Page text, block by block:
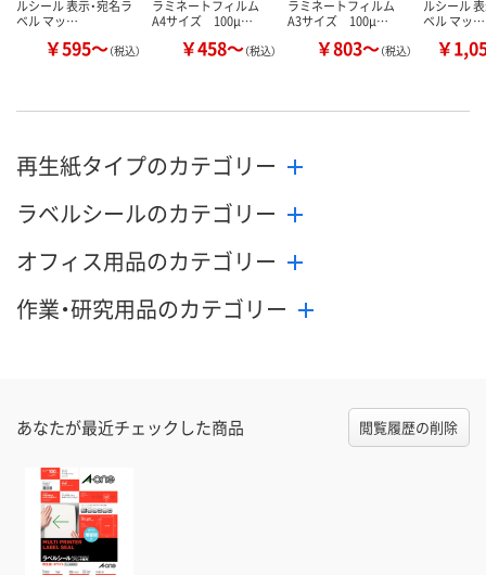
ルシール 表示・宛名ラ
ベル マッ…
￥595～（税込）
ラミネートフィルム
A4サイズ 100μ…
￥458～（税込）
ラミネートフィルム
A3サイズ 100μ…
￥803～（税込）
ルシール
ベル マッ…
￥
再生紙タイプのカテゴリー
ラベルシールのカテゴリー
オフィス用品のカテゴリー
作業・研究用品のカテゴリー
あなたが最近チェックした商品 閲覧履歴の削除